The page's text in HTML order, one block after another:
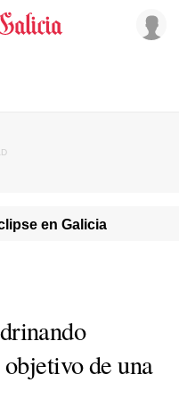
en Galicia
de una